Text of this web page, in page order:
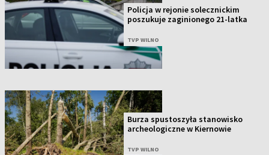
Policja w rejonie solecznickim
poszukuje zaginionego 21-latka
TVP WILNO
Burza spustoszyła stanowisko
archeologiczne w Kiernowie
TVP WILNO